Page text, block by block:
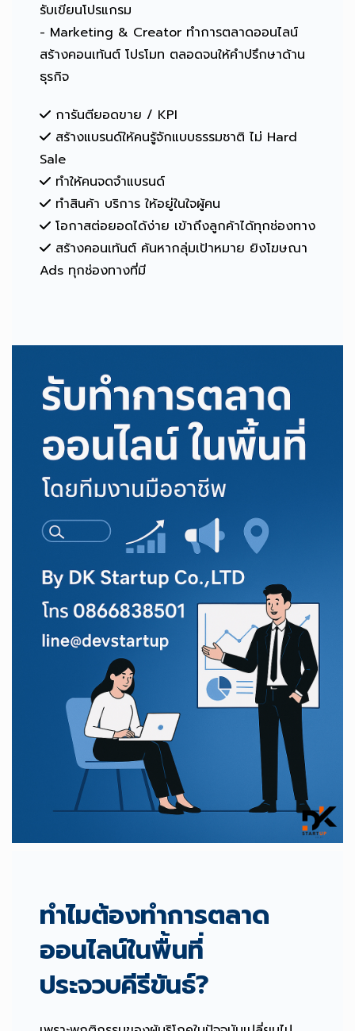
รับเขียนโปรแกรม
- Marketing & Creator ทำการตลาดออนไลน์
สร้างคอนเท้นต์ โปรโมท ตลอดจนให้คำปรึกษาด้าน
ธุรกิจ
การันตียอดขาย / KPI
สร้างแบรนด์ให้คนรู้จักแบบธรรมชาติ ไม่ Hard
Sale
ทำให้คนจดจำแบรนด์
ทำสินค้า บริการ ให้อยู่ในใจผู้คน
โอกาสต่อยอดได้ง่าย เข้าถึงลูกค้าได้ทุกช่องทาง
สร้างคอนเท้นต์ ค้นหากลุ่มเป้าหมาย ยิงโฆษณา
Ads ทุกช่องทางที่มี
ทำไมต้องทำการตลาด
ออนไลน์ในพื้นที่
ประจวบคีรีขันธ์?